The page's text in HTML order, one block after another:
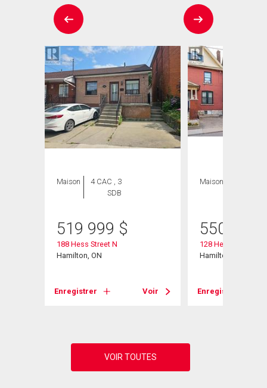
Maison
4 CAC , 3
SDB
519 999 $
188 Hess Street N
Hamilton, ON
Enregistrer Voir
Maison
550 000
128 Hess Street N
Hamilton, ON
Enregistrer